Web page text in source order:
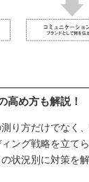
高め方も解説！
り方だけでなく
ング戦略を立て
状況別に対策を